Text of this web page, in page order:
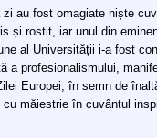
au fost omagiate niște
și rostit, iar unul din
al Universității i-a fost
a profesionalismului,
Europei, în semn de
măiestrie în cuvântul